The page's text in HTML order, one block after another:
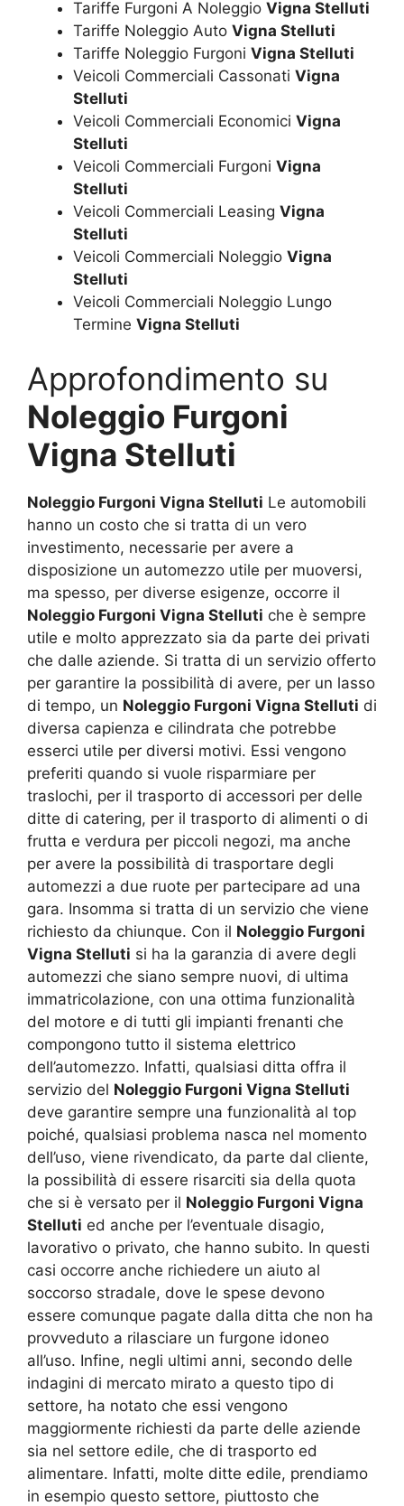
Tariffe Furgoni A Noleggio Vigna Stelluti
Tariffe Noleggio Auto Vigna Stelluti
Tariffe Noleggio Furgoni Vigna Stelluti
Veicoli Commerciali Cassonati Vigna
Stelluti
Veicoli Commerciali Economici Vigna
Stelluti
Veicoli Commerciali Furgoni Vigna
Stelluti
Veicoli Commerciali Leasing Vigna
Stelluti
Veicoli Commerciali Noleggio Vigna
Stelluti
Veicoli Commerciali Noleggio Lungo
Termine Vigna Stelluti
Approfondimento su
Noleggio Furgoni
Vigna Stelluti
Noleggio Furgoni Vigna Stelluti Le automobili
hanno un costo che si tratta di un vero
investimento, necessarie per avere a
disposizione un automezzo utile per muoversi,
ma spesso, per diverse esigenze, occorre il
Noleggio Furgoni Vigna Stelluti che è sempre
utile e molto apprezzato sia da parte dei privati
che dalle aziende. Si tratta di un servizio offerto
per garantire la possibilità di avere, per un lasso
di tempo, un Noleggio Furgoni Vigna Stelluti di
diversa capienza e cilindrata che potrebbe
esserci utile per diversi motivi. Essi vengono
preferiti quando si vuole risparmiare per
traslochi, per il trasporto di accessori per delle
ditte di catering, per il trasporto di alimenti o di
frutta e verdura per piccoli negozi, ma anche
per avere la possibilità di trasportare degli
automezzi a due ruote per partecipare ad una
gara. Insomma si tratta di un servizio che viene
richiesto da chiunque. Con il Noleggio Furgoni
Vigna Stelluti si ha la garanzia di avere degli
automezzi che siano sempre nuovi, di ultima
immatricolazione, con una ottima funzionalità
del motore e di tutti gli impianti frenanti che
compongono tutto il sistema elettrico
dell’automezzo. Infatti, qualsiasi ditta offra il
servizio del Noleggio Furgoni Vigna Stelluti
deve garantire sempre una funzionalità al top
poiché, qualsiasi problema nasca nel momento
dell’uso, viene rivendicato, da parte dal cliente,
la possibilità di essere risarciti sia della quota
che si è versato per il Noleggio Furgoni Vigna
Stelluti ed anche per l’eventuale disagio,
lavorativo o privato, che hanno subito. In questi
casi occorre anche richiedere un aiuto al
soccorso stradale, dove le spese devono
essere comunque pagate dalla ditta che non ha
provveduto a rilasciare un furgone idoneo
all’uso. Infine, negli ultimi anni, secondo delle
indagini di mercato mirato a questo tipo di
settore, ha notato che essi vengono
maggiormente richiesti da parte delle aziende
sia nel settore edile, che di trasporto ed
alimentare. Infatti, molte ditte edile, prendiamo
in esempio questo settore, piuttosto che